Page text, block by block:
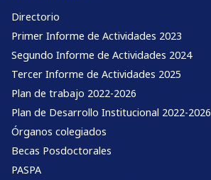
Directorio
Primer Informe de Actividades 2023
Segundo Informe de Actividades 2024
Tercer Informe de Actividades 2025
Plan de trabajo 2022-2026
Plan de Desarrollo Institucional 2022-2026
Órganos colegiados
Becas Posdoctorales
PASPA